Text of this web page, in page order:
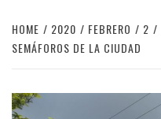
HOME 2020 FEBRERO 2
SEMÁFOROS DE LA CIUDAD